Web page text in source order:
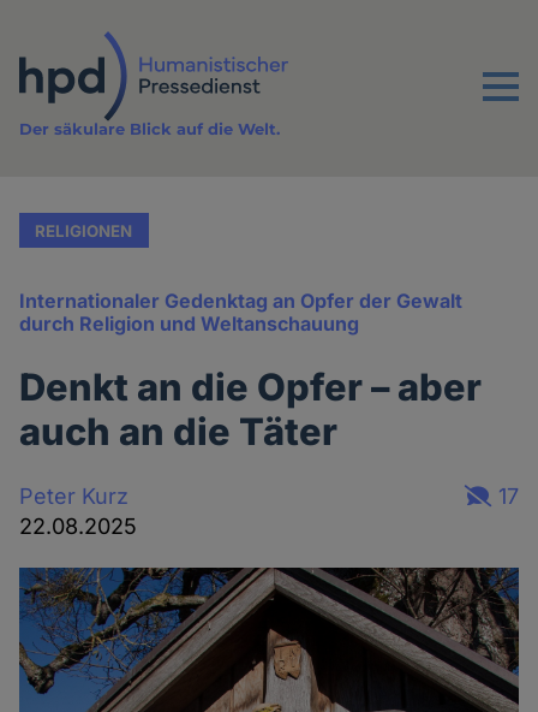
Inhalt
Menu
Der säkulare Blick auf die Welt.
RELIGIONEN
Internationaler Gedenktag an Opfer der Gewalt
durch Religion und Weltanschauung
Denkt an die Opfer – aber
auch an die Täter
Peter Kurz
22.08.2025
17